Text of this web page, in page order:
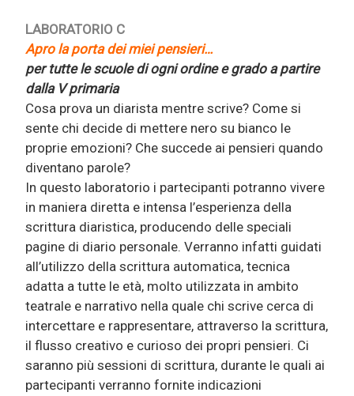
LABORATORIO C
Apro la porta dei miei pensieri…
per tutte le scuole di ogni ordine e grado a partire
dalla V primaria
Cosa prova un diarista mentre scrive? Come si
sente chi decide di mettere nero su bianco le
proprie emozioni? Che succede ai pensieri quando
diventano parole?
In questo laboratorio i partecipanti potranno vivere
in maniera diretta e intensa l’esperienza della
scrittura diaristica, producendo delle speciali
pagine di diario personale. Verranno infatti guidati
all’utilizzo della scrittura automatica, tecnica
adatta a tutte le età, molto utilizzata in ambito
teatrale e narrativo nella quale chi scrive cerca di
intercettare e rappresentare, attraverso la scrittura,
il flusso creativo e curioso dei propri pensieri. Ci
saranno più sessioni di scrittura, durante le quali ai
partecipanti verranno fornite indicazioni